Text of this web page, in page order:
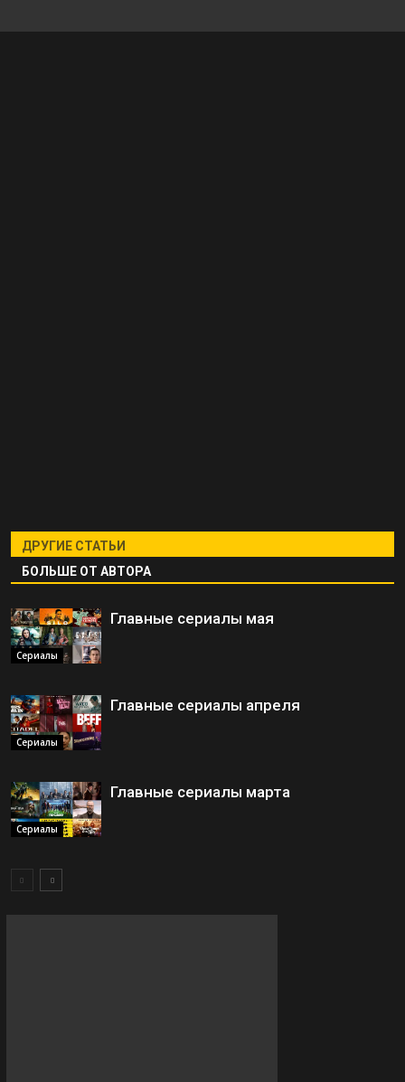
ДРУГИЕ СТАТЬИ
БОЛЬШЕ ОТ АВТОРА
Сериалы
Главные сериалы мая
Сериалы
Главные сериалы апреля
Сериалы
Главные сериалы марта